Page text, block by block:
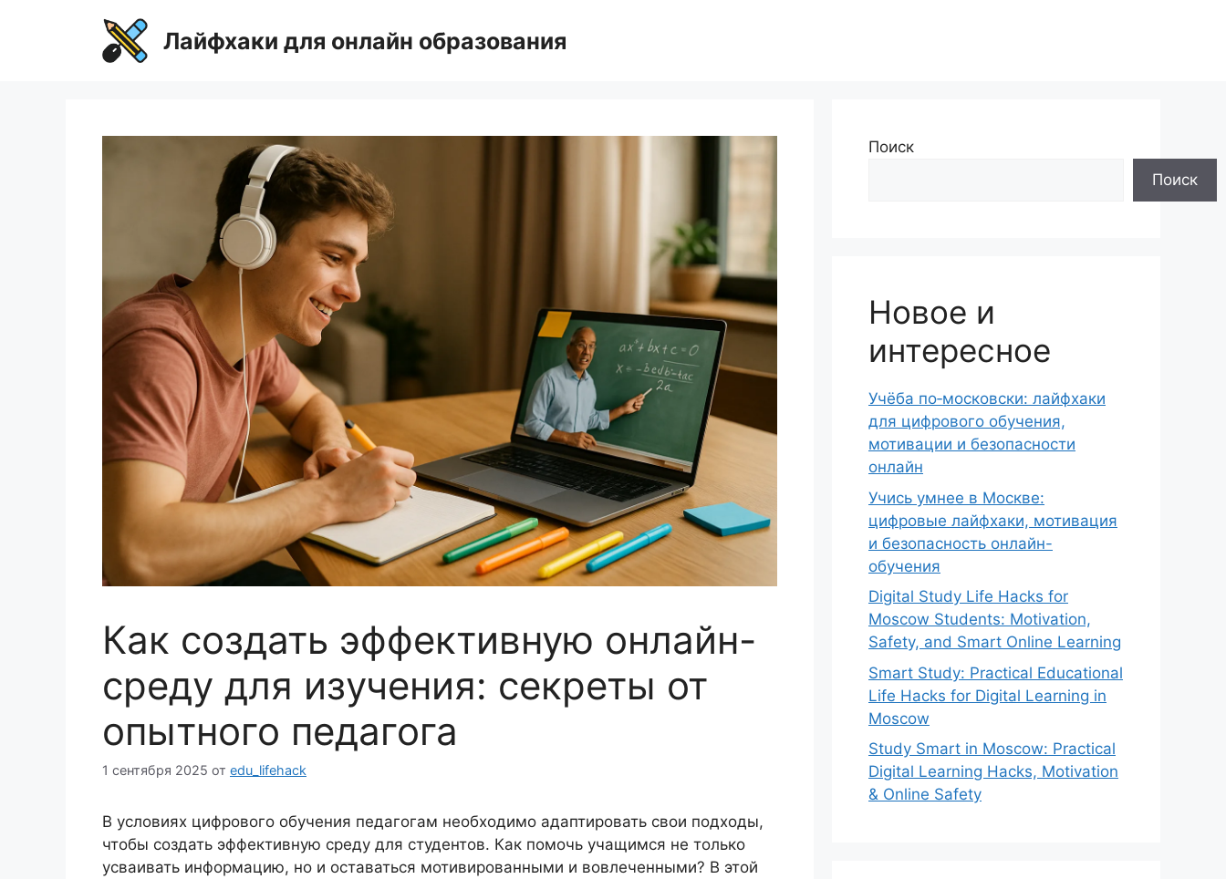
содержимому
Лайфхаки для онлайн образования
Как создать эффективную онлайн-
среду для изучения: секреты от
опытного педагога
1 сентября 2025 от edu_lifehack
В условиях цифрового обучения педагогам необходимо адаптировать свои подходы,
чтобы создать эффективную среду для студентов. Как помочь учащимся не только
усваивать информацию, но и оставаться мотивированными и вовлеченными? В этой
Поиск
Поиск
Новое и
интересное
Учёба по‑московски: лайфхаки
для цифрового обучения,
мотивации и безопасности
онлайн
Учись умнее в Москве:
цифровые лайфхаки, мотивация
и безопасность онлайн-
обучения
Digital Study Life Hacks for
Moscow Students: Motivation,
Safety, and Smart Online Learning
Smart Study: Practical Educational
Life Hacks for Digital Learning in
Moscow
Study Smart in Moscow: Practical
Digital Learning Hacks, Motivation
& Online Safety